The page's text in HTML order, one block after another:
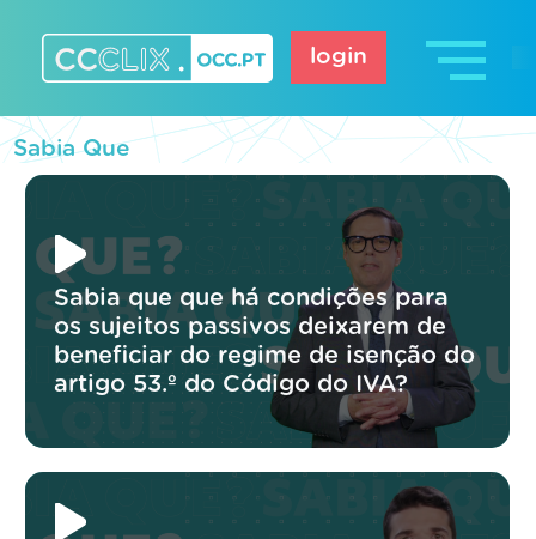
content
login
Sabia Que
Sabia que que há condições para
os sujeitos passivos deixarem de
beneficiar do regime de isenção do
artigo 53.º do Código do IVA?